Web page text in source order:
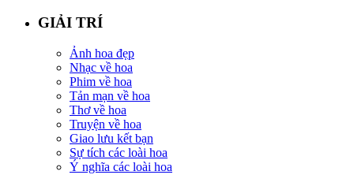
GIẢI TRÍ
Ảnh hoa đẹp
Nhạc về hoa
Phim về hoa
Tản mạn về hoa
Thơ về hoa
Truyện về hoa
Giao lưu kết bạn
Sự tích các loài hoa
Ý nghĩa các loài hoa